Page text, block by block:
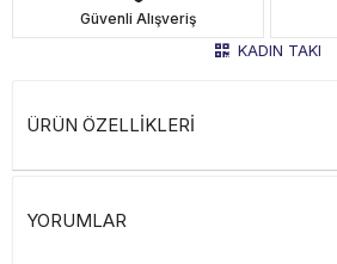
Güvenli Alışveriş
KADIN TAKI
ÜRÜN ÖZELLİKLERİ
YORUMLAR